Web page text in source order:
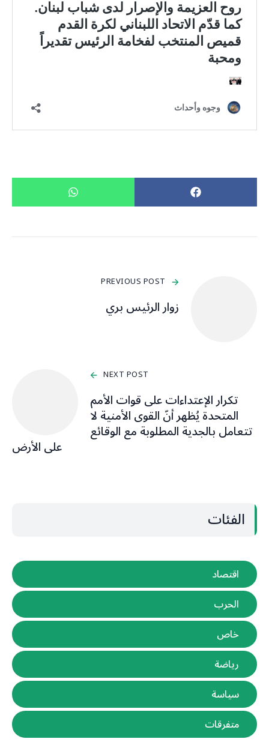
PREVIOUS POST
زوار الرئيس بري
NEXT POST
تكرار الإعتداءات على قوات الأمم
المتحدة يُظهر أنّ القوى الأمنية لا
تتعامل بالجدية المطلوبة مع الوقائع
على الأرض
الفئات
اقتصاد
الحرب
خاص
رياضة
سياسة
متفرقات